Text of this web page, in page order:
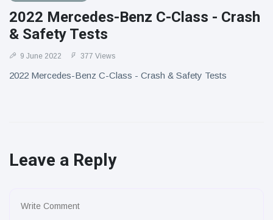
2022 Mercedes-Benz C-Class - Crash
& Safety Tests
9 June 2022 377 Views
2022 Mercedes-Benz C-Class - Crash & Safety Tests
Leave a Reply